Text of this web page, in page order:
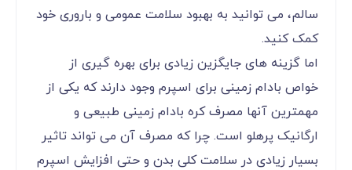
سالم، می ‌توانید به بهبود سلامت عمومی و باروری خود
کمک کنید.
اما گزینه های جایگزین زیادی برای بهره گیری از
خواص بادام زمینی برای اسپرم وجود دارند که یکی از
مهمترین آنها مصرف کره بادام زمینی طبیعی و
ارگانیک پرهلو است. چرا که مصرف آن می تواند تاثیر
بسیار زیادی در سلامت کلی بدن و حتی افزایش اسپرم